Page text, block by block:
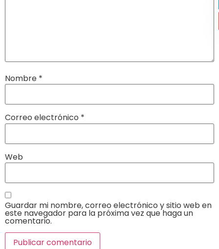
Nombre *
Correo electrónico *
Web
Guardar mi nombre, correo electrónico y sitio web en
este navegador para la próxima vez que haga un
comentario.